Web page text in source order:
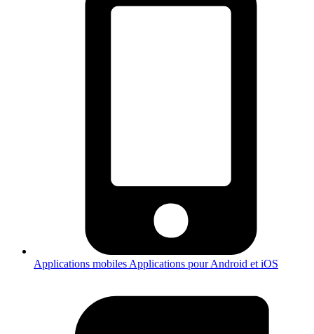
Applications mobiles Applications pour Android et iOS